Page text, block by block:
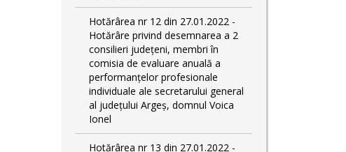
Hotărârea nr 12 din 27.01.2022 -
Hotărâre privind desemnarea a 2
consilieri județeni, membri în
comisia de evaluare anuală a
performanțelor profesionale
individuale ale secretarului general
al județului Argeș, domnul Voica
Ionel
Hotărârea nr 13 din 27.01.2022 -